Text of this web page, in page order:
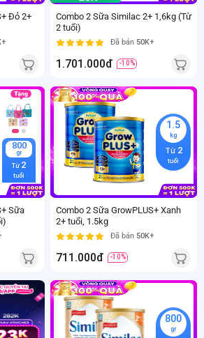
Đỏ 2+
Combo 2 Sữa Similac 2+ 1,6kg (Từ
2 tuổi)
Đã bán 50K+
1.701.000đ -10%
800
gr
Từ 2
tuổi
Sữa
1.5
kg
Từ 2
tuổi
Combo 2 Sữa GrowPLUS+ Xanh
2+ tuổi, 1.5kg
Đã bán 50K+
711.000đ -10%
110
ml
800
gr